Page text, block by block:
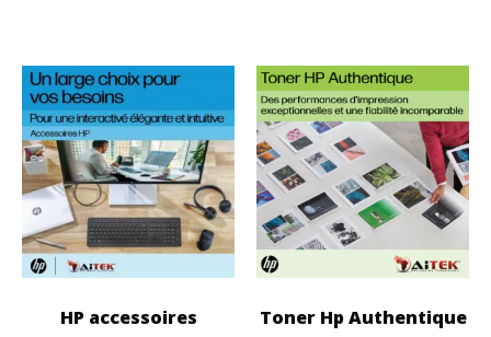
HP accessoires Toner Hp Authentique